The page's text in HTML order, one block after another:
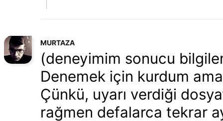
MURTAZA
(deneyimim sonucu
Denemek için kurdum
Çünkü, uyarı verdiği
rağmen defalarca tekrar